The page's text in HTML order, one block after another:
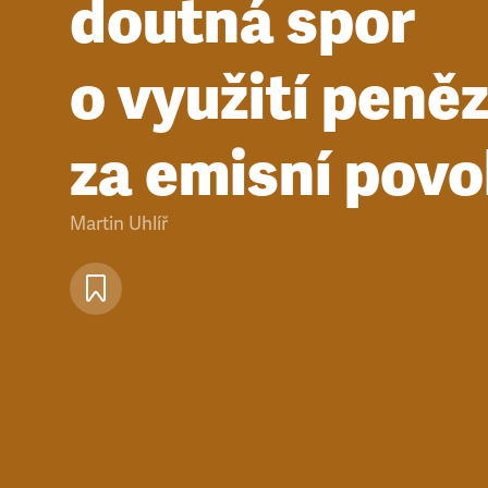
doutná spor
o využití peněz
za emisní
Martin Uhlíř